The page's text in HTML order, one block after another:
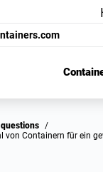
questions /
von Containern für ein